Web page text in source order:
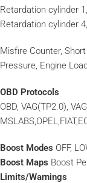
Retardation cylinder
Retardation cylinder 4,
Misfire Counter,
Pressure, Engine Load
OBD Protocols
OBD, VAG(TP2.0),
Boost Modes OFF,
Boost Maps Boost
Limits/Warnings